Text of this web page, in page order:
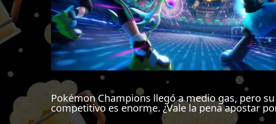
Pokémon Champions llegó a medio gas, pero
competitivo es enorme. ¿Vale la pena apostar